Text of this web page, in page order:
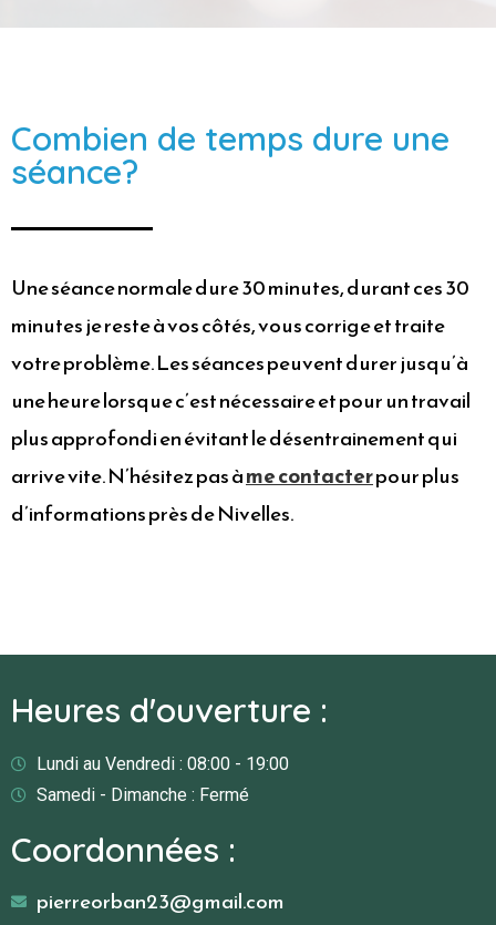
Combien de temps dure une
séance?
Une séance normale dure 30 minutes, durant ces 30
minutes je reste à vos côtés, vous corrige et traite
votre problème. Les séances peuvent durer jusqu’à
une heure lorsque c’est nécessaire et pour un travail
plus approfondi en évitant le désentrainement qui
arrive vite. N’hésitez pas àme contacterpour plus
d’informations près de Nivelles.
Heures d'ouverture :
Lundi au Vendredi : 08:00 - 19:00
Samedi - Dimanche : Fermé
Coordonnées :
pierreorban23@gmail.com